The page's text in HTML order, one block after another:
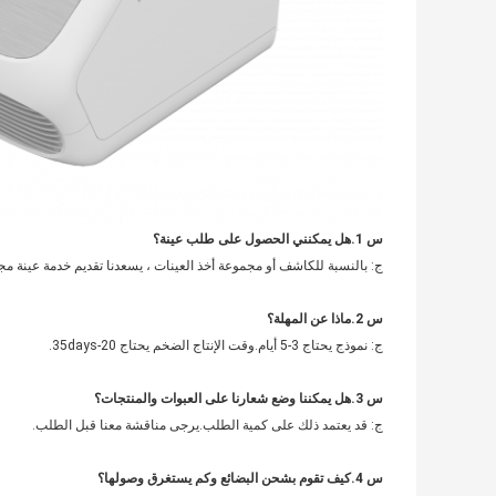
س 1.هل يمكنني الحصول على طلب عينة؟
ج: بالنسبة للكاشف أو مجموعة أخذ العينات ، يسعدنا تقديم خدمة عينة
س 2.ماذا عن المهلة؟
ج: نموذج يحتاج 3-5 أيام.وقت الإنتاج الضخم يحتاج 20-35days.
س 3.هل يمكننا وضع شعارنا على العبوات والمنتجات؟
ج: قد يعتمد ذلك على كمية الطلب.يرجى مناقشة معنا قبل الطلب.
س 4.كيف تقوم بشحن البضائع وكم يستغرق وصولها؟